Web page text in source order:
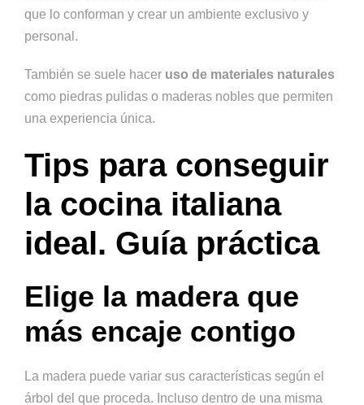
que lo conforman y crear un ambiente exclusivo y
personal.
También se suele hacer uso de materiales naturales
como piedras pulidas o maderas nobles que permiten
una experiencia única.
Tips para conseguir
la cocina italiana
ideal. Guía práctica
Elige la madera que
más encaje contigo
La madera puede variar sus características según el
árbol del que proceda. Incluso dentro de una misma